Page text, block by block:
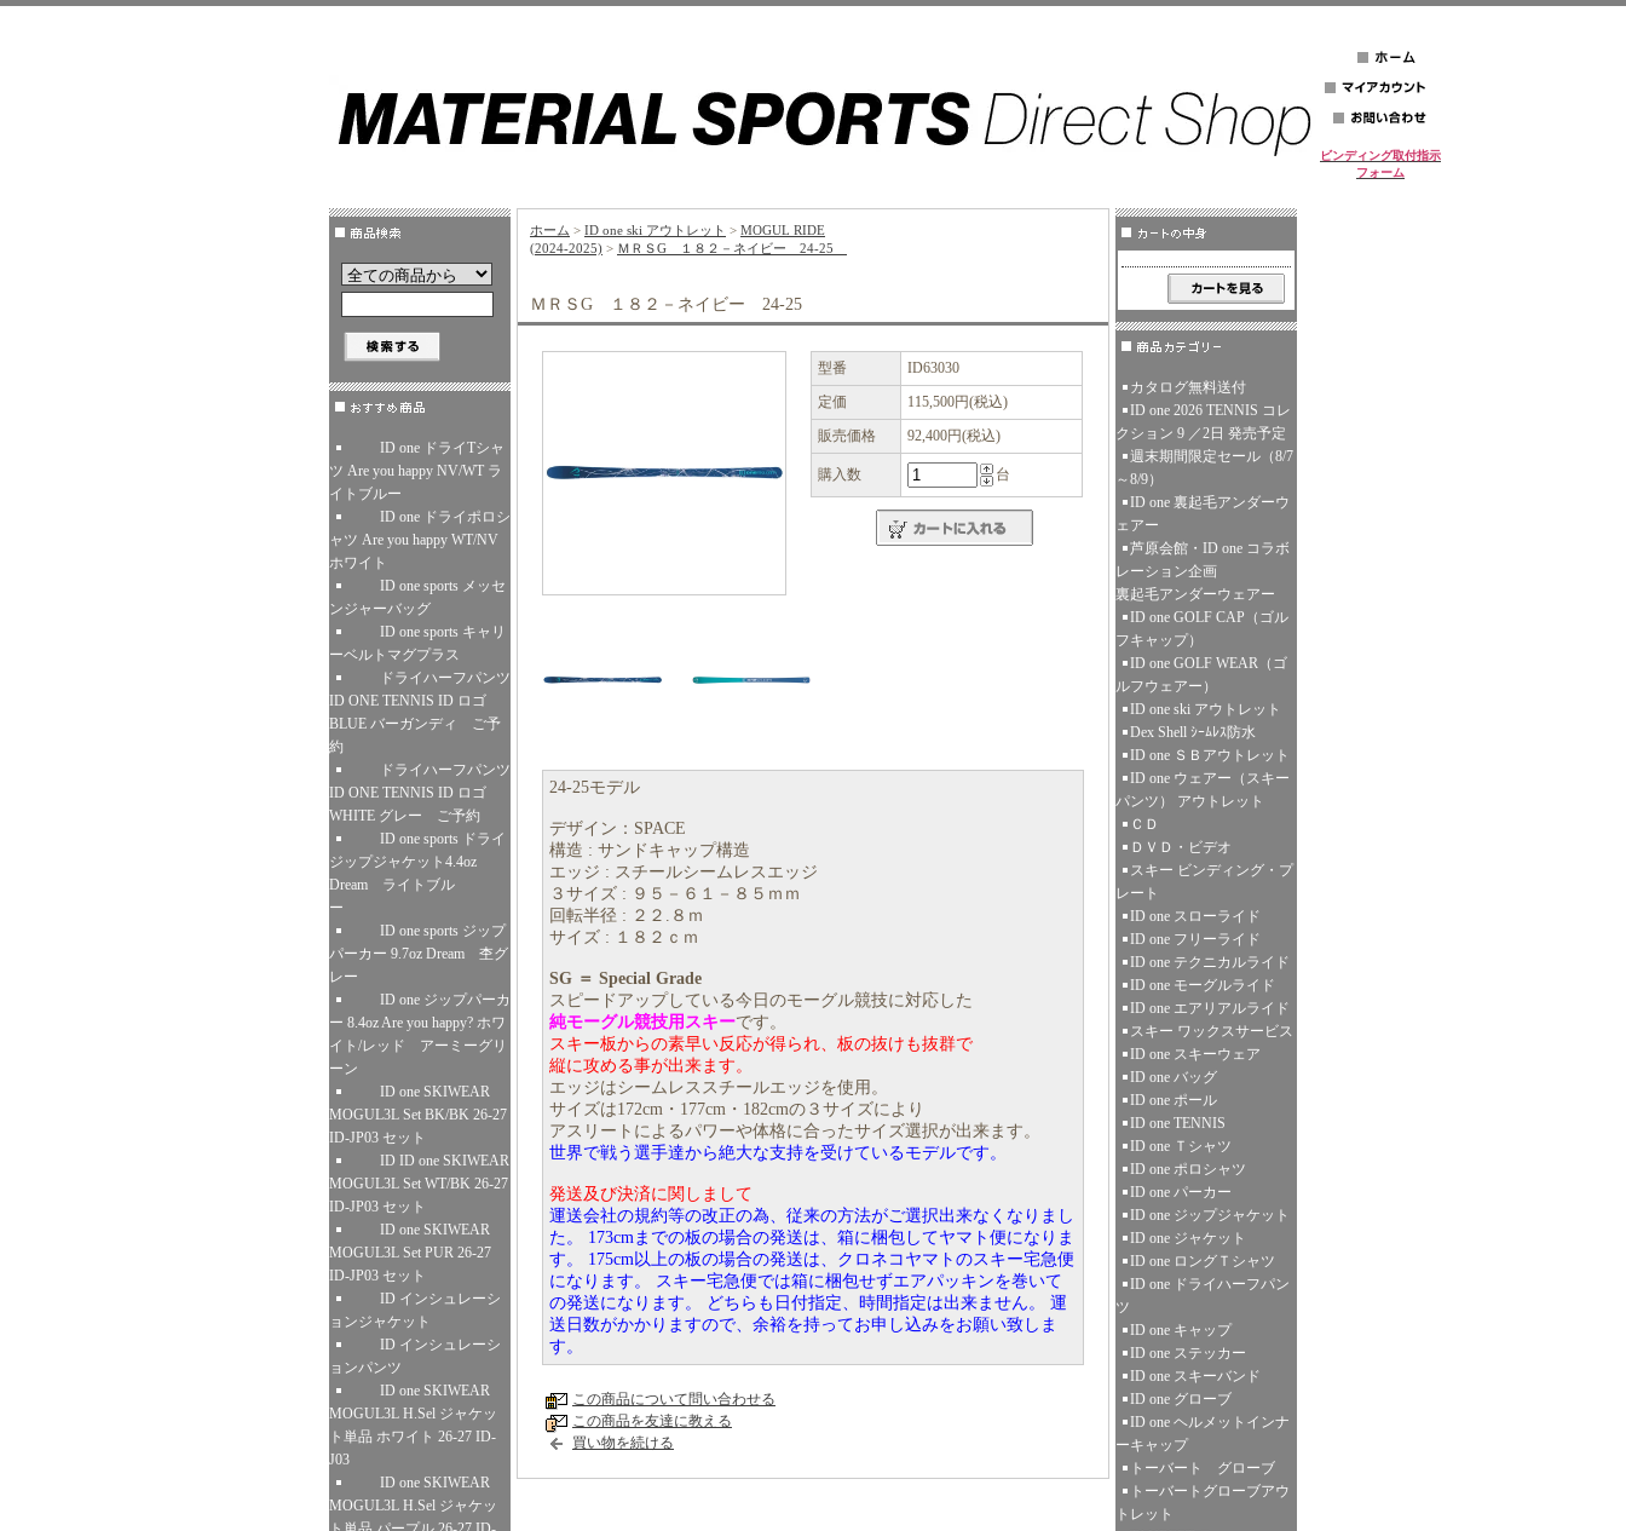
ビンディング取付指示
フォーム
ID one ドライTシャ
ツ Are you happy NV/WT ラ
イトブルー
ID one ドライポロシ
ャツ Are you happy WT/NV
ホワイト
ID one sports メッセ
ンジャーバッグ
ID one sports キャリ
ーベルトマグプラス
ドライハーフパンツ
ID ONE TENNIS ID ロゴ
BLUE バーガンディ ご予
約
ドライハーフパンツ
ID ONE TENNIS ID ロゴ
WHITE グレー ご予約
ID one sports ドライ
ジップジャケット4.4oz
Dream ライトブル
ー
ID one sports ジップ
パーカー 9.7oz Dream 杢グ
レー
ID one ジップパーカ
ー 8.4oz Are you happy? ホワ
イト/レッド アーミーグリ
ーン
ID one SKIWEAR
MOGUL3L Set BK/BK 26-27
ID-JP03 セット
ID ID one SKIWEAR
MOGUL3L Set WT/BK 26-27
ID-JP03 セット
ID one SKIWEAR
MOGUL3L Set PUR 26-27
ID-JP03 セット
ID インシュレーシ
ョンジャケット
ID インシュレーシ
ョンパンツ
ID one SKIWEAR
MOGUL3L H.Sel ジャケッ
ト単品 ホワイト 26-27 ID-
J03
ID one SKIWEAR
MOGUL3L H.Sel ジャケッ
ホーム > ID one ski アウトレット > MOGUL RIDE
(2024-2025) > ＭＲＳG １８２－ネイビー 24-25
ＭＲＳG １８２－ネイビー 24-25
型番
ID63030
定価
115,500円(税込)
販売価格
92,400円(税込)
購入数 台
24-25モデル
デザイン：SPACE
構造 : サンドキャップ構造
エッジ : スチールシームレスエッジ
３サイズ : ９５－６１－８５ｍｍ
回転半径 : ２２.８ｍ
サイズ : １８２ｃｍ
SG ＝ Special Grade
スピードアップしている今日のモーグル競技に対応した
純モーグル競技用スキーです。
スキー板からの素早い反応が得られ、板の抜けも抜群で
縦に攻める事が出来ます。
エッジはシームレススチールエッジを使用。
サイズは172cm・177cm・182cmの３サイズにより
アスリートによるパワーや体格に合ったサイズ選択が出来ます。
世界で戦う選手達から絶大な支持を受けているモデルです。
発送及び決済に関しまして
運送会社の規約等の改正の為、従来の方法がご選択出来なくなりまし
た。 173cmまでの板の場合の発送は、箱に梱包してヤマト便になりま
す。 175cm以上の板の場合の発送は、クロネコヤマトのスキー宅急便
になります。 スキー宅急便では箱に梱包せずエアパッキンを巻いて
の発送になります。 どちらも日付指定、時間指定は出来ません。 運
送日数がかかりますので、余裕を持ってお申し込みをお願い致しま
す。
この商品について問い合わせる
この商品を友達に教える
買い物を続ける
カタログ無料送付
ID one 2026 TENNIS コレ
クション 9 ／2日 発売予定
週末期間限定セール（8/7
～8/9）
ID one 裏起毛アンダーウ
ェアー
芦原会館・ID one コラボ
レーション企画
裏起毛アンダーウェアー
ID one GOLF CAP（ゴル
フキャップ）
ID one GOLF WEAR（ゴ
ルフウェアー）
ID one ski アウトレット
Dex Shell ｼｰﾑﾚｽ防水
ID one ＳＢアウトレット
ID one ウェアー（スキー
パンツ） アウトレット
ＣＤ
ＤＶＤ・ビデオ
スキー ビンディング・プ
レート
ID one スローライド
ID one フリーライド
ID one テクニカルライド
ID one モーグルライド
ID one エアリアルライド
スキー ワックスサービス
ID one スキーウェア
ID one バッグ
ID one ポール
ID one TENNIS
ID one Ｔシャツ
ID one ポロシャツ
ID one パーカー
ID one ジップジャケット
ID one ジャケット
ID one ロングＴシャツ
ID one ドライハーフパン
ツ
ID one キャップ
ID one ステッカー
ID one スキーバンド
ID one グローブ
ID one ヘルメットインナ
ーキャップ
トーバート グローブ
トーバートグローブアウ
トレット